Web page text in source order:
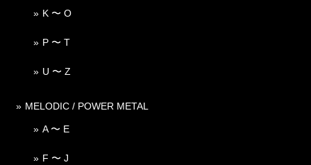
K 〜 O
P 〜 T
U 〜 Z
MELODIC / POWER METAL
A 〜 E
F 〜 J